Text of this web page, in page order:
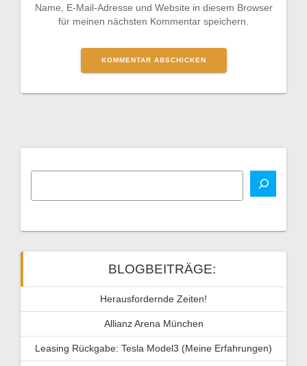
Name, E-Mail-Adresse und Website in diesem Browser
für meinen nächsten Kommentar speichern.
BLOGBEITRÄGE:
Herausfordernde Zeiten!
Allianz Arena München
Leasing Rückgabe: Tesla Model3 (Meine Erfahrungen)